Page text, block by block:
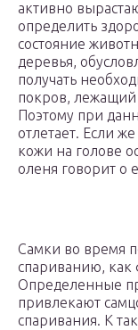
активно
определить
состояние
деревья,
получать
покров, лежащий
Поэтому при
отлетает. Если
кожи на голове
оленя говорит о
Самки во время
спариванию, как
Определенные
привлекают
спаривания. К